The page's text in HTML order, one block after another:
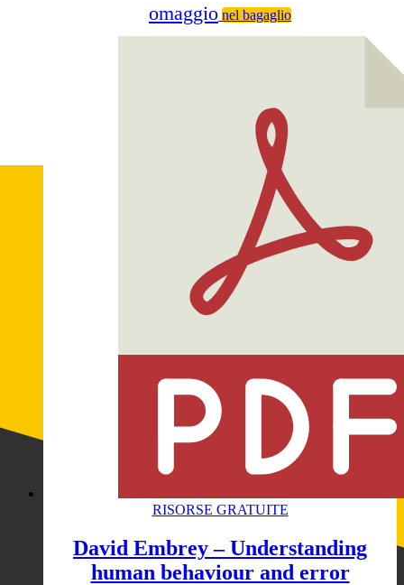
omaggio nel bagaglio
RISORSE GRATUITE
David Embrey – Understanding
human behaviour and error